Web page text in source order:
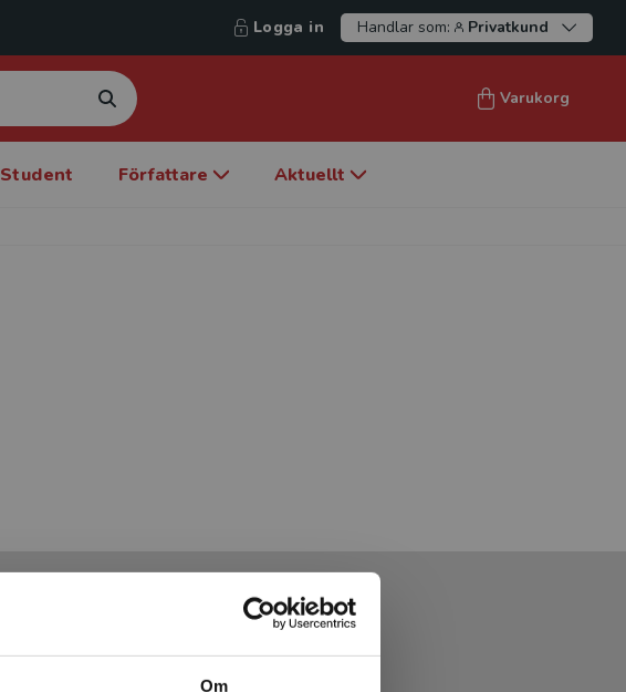
Om
Logga in Handlar som: Privatkund
Varukorg
Student Författare Aktuellt